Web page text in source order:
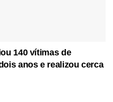
140 vítimas de
anos e realizou cerca